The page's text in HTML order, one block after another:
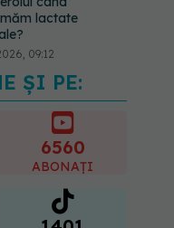
lactate
09:12
care îți crește
arterială. Nu
sarea din solniță
12:14
ȘI PE:
6560
ABONAȚI